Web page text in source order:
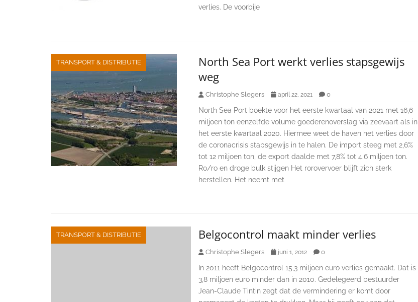
verlies. De voorbije
TRANSPORT & DISTRIBUTIE
North Sea Port werkt verlies stapsgewijs
weg
Christophe Slegers april 22, 2021 0
North Sea Port boekte voor het eerste kwartaal van 2021 met 16,6
miljoen ton eenzelfde volume goederenoverslag via zeevaart als in
het eerste kwartaal 2020. Hiermee weet de haven het verlies door
de coronacrisis stapsgewijs in te halen. De import steeg met 2,6%
tot 12 miljoen ton, de export daalde met 7,8% tot 4.6 miljoen ton.
Ro/ro en droge bulk stijgen Het rorovervoer blijft zich sterk
herstellen. Het neemt met
TRANSPORT & DISTRIBUTIE Belgocontrol maakt minder verlies
Christophe Slegers juni 1, 2012 0
In 2011 heeft Belgocontrol 15,3 miljoen euro verlies gemaakt. Dat is
3,8 miljoen euro minder dan in 2010. Gedelegeerd bestuurder
Jean-Claude Tintin zegt dat de vermindering er komt door